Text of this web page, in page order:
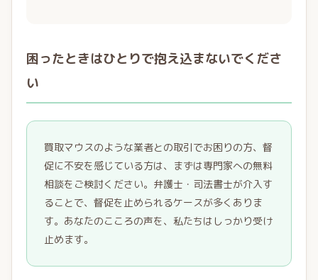
困ったときはひとりで抱え込まないでくださ
い
買取マウスのような業者との取引でお困りの方、督
促に不安を感じている方は、まずは専門家への無料
相談をご検討ください。弁護士・司法書士が介入す
ることで、督促を止められるケースが多くありま
す。あなたのこころの声を、私たちはしっかり受け
止めます。